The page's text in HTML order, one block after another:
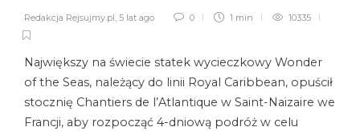
Redakcja Rejsujmy.pl, 5 lat ago 0 1 min 10335
Największy na świecie statek wycieczkowy Wonder
of the Seas, należący do linii Royal Caribbean, opuścił
stocznię Chantiers de l’Atlantique w Saint-Naizaire we
Francji, aby rozpocząć 4-dniową podróż w celu